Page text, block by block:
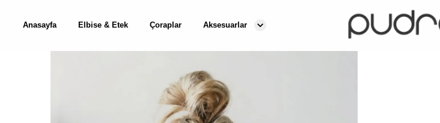
Anasayfa Elbise & Etek Çoraplar Aksesuarlar